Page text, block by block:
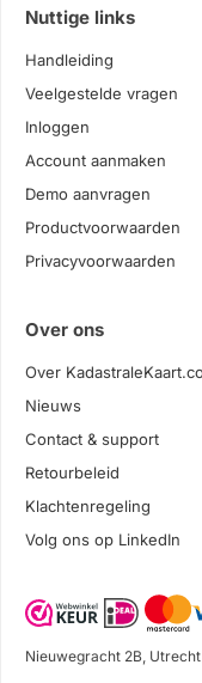
Nuttige links
Handleiding
Veelgestelde vragen
Inloggen
Account aanmaken
Demo aanvragen
Productvoorwaarden
Privacyvoorwaarden
Over ons
Over
Nieuws
Contact & support
Retourbeleid
Klachtenregeling
Volg ons op LinkedIn
Nieuwegracht 2B, Utrecht